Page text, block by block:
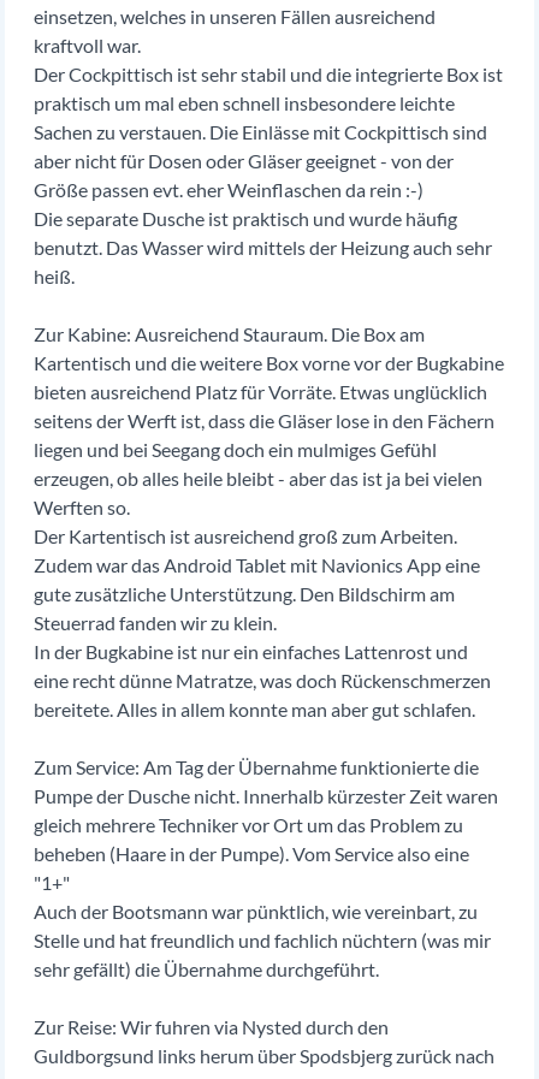
einsetzen, welches in unseren Fällen ausreichend
kraftvoll war.
Der Cockpittisch ist sehr stabil und die integrierte Box ist
praktisch um mal eben schnell insbesondere leichte
Sachen zu verstauen. Die Einlässe mit Cockpittisch sind
aber nicht für Dosen oder Gläser geeignet - von der
Größe passen evt. eher Weinflaschen da rein :-)
Die separate Dusche ist praktisch und wurde häufig
benutzt. Das Wasser wird mittels der Heizung auch sehr
heiß.
Zur Kabine: Ausreichend Stauraum. Die Box am
Kartentisch und die weitere Box vorne vor der Bugkabine
bieten ausreichend Platz für Vorräte. Etwas unglücklich
seitens der Werft ist, dass die Gläser lose in den Fächern
liegen und bei Seegang doch ein mulmiges Gefühl
erzeugen, ob alles heile bleibt - aber das ist ja bei vielen
Werften so.
Der Kartentisch ist ausreichend groß zum Arbeiten.
Zudem war das Android Tablet mit Navionics App eine
gute zusätzliche Unterstützung. Den Bildschirm am
Steuerrad fanden wir zu klein.
In der Bugkabine ist nur ein einfaches Lattenrost und
eine recht dünne Matratze, was doch Rückenschmerzen
bereitete. Alles in allem konnte man aber gut schlafen.
Zum Service: Am Tag der Übernahme funktionierte die
Pumpe der Dusche nicht. Innerhalb kürzester Zeit waren
gleich mehrere Techniker vor Ort um das Problem zu
beheben (Haare in der Pumpe). Vom Service also eine
"1+"
Auch der Bootsmann war pünktlich, wie vereinbart, zu
Stelle und hat freundlich und fachlich nüchtern (was mir
sehr gefällt) die Übernahme durchgeführt.
Zur Reise: Wir fuhren via Nysted durch den
Guldborgsund links herum über Spodsbjerg zurück nach